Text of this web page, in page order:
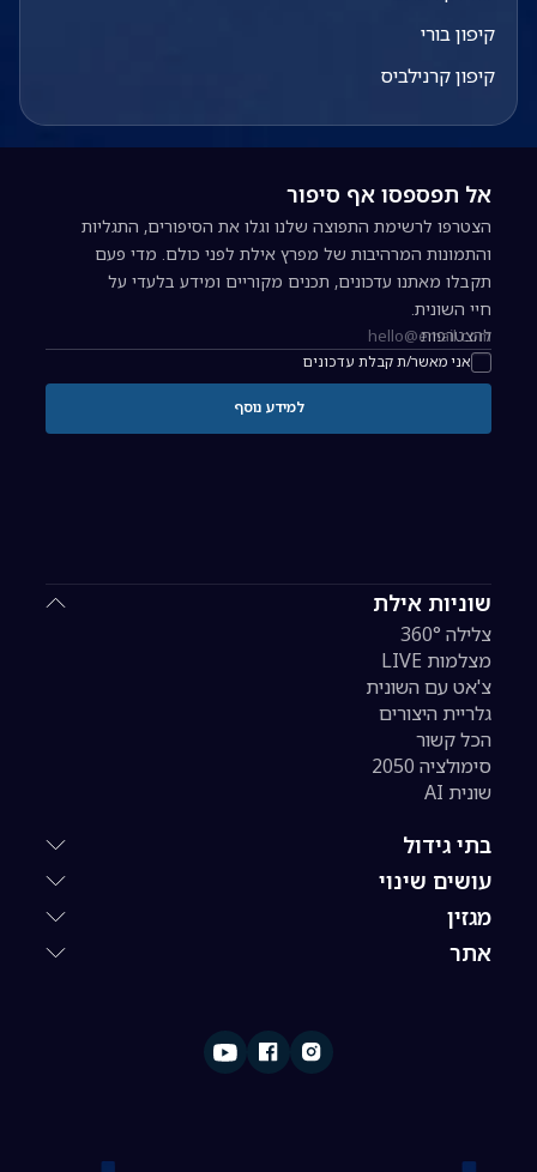
קיפון בורי
קיפון קרנילביס
שוניות אילת
צלילה 360°
מצלמות LIVE
צ'אט עם השונית
גלריית היצורים
הכל קשור
סימולציה 2050
שונית AI
בתי גידול
עושים שינוי
מגזין
אתר
אל תפספסו אף סיפור
הצטרפו לרשימת התפוצה שלנו וגלו את הסיפורים, התגליות
והתמונות המרהיבות של מפרץ אילת לפני כולם. מדי פעם
תקבלו מאתנו עדכונים, תכנים מקוריים ומידע בלעדי על
חיי השונית.
כתובת אימייל להרשמה לניוזלטר
אני מאשר/ת קבלת עדכונים
להצטרפות
למידע נוסף